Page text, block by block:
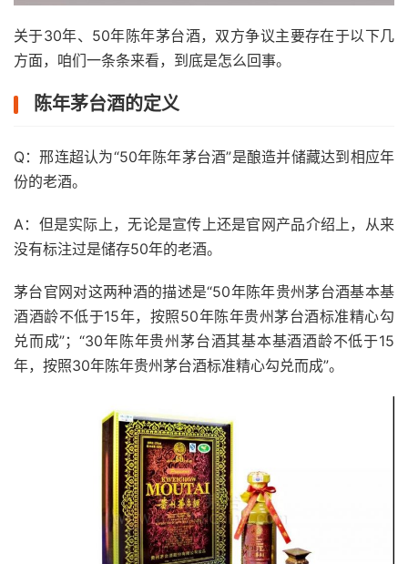
关于30年、50年陈年茅台酒，双方争议主要存在于以下几
方面，咱们一条条来看，到底是怎么回事。
陈年茅台酒的定义
Q：邢连超认为“50年陈年茅台酒”是酿造并储藏达到相应年
份的老酒。
A：但是实际上，无论是宣传上还是官网产品介绍上，从来
没有标注过是储存50年的老酒。
茅台官网对这两种酒的描述是“50年陈年贵州茅台酒基本基
酒酒龄不低于15年，按照50年陈年贵州茅台酒标准精心勾
兑而成”；“30年陈年贵州茅台酒其基本基酒酒龄不低于15
年，按照30年陈年贵州茅台酒标准精心勾兑而成”。